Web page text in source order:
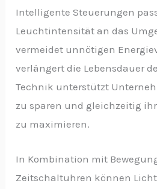
Intelligente Steuerungen
Leuchtintensität an das
vermeidet unnötigen
verlängert die Lebensdauer
Technik unterstützt
zu sparen und gleichzeitig
zu maximieren.
In Kombination mit
Zeitschaltuhren können